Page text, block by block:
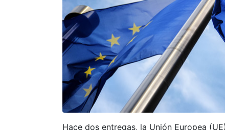
Hace dos entregas, la Unión Europea